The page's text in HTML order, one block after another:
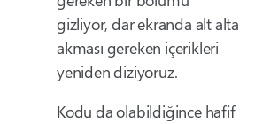
gizliyor, dar ekranda alt alta
akması gereken içerikleri
yeniden diziyoruz.
Kodu da olabildiğince hafif